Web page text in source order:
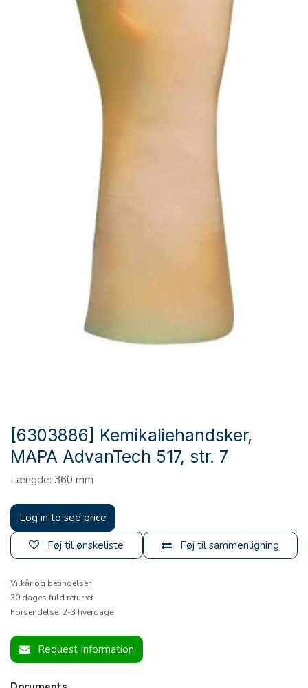
[6303886] Kemikaliehandsker,
MAPA AdvanTech 517, str. 7
Længde: 360 mm
Log in to see price
Føj til sammenligning
Føj til ønskeliste
Vilkår og betingelser
30 dages fuld returret
Forsendelse: 2-3 hverdage
Request Information